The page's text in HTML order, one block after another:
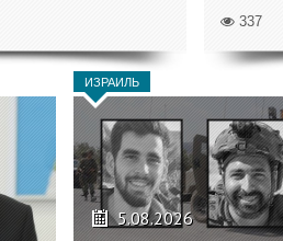
337
ИЗРАИЛЬ
5.08.2026